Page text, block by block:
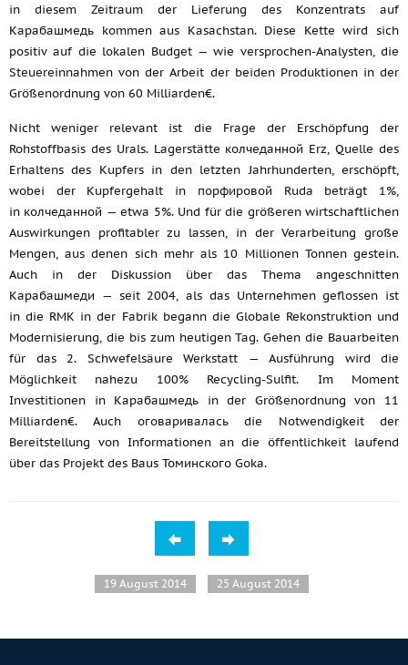
in diesem Zeitraum der Lieferung des Konzentrats auf
Карабашмедь kommen aus Kasachstan. Diese Kette wird sich
positiv auf die lokalen Budget — wie versprochen-Analysten, die
Steuereinnahmen von der Arbeit der beiden Produktionen in der
Größenordnung von 60 Milliarden€.
Nicht weniger relevant ist die Frage der Erschöpfung der
Rohstoffbasis des Urals. Lagerstätte колчеданной Erz, Quelle des
Erhaltens des Kupfers in den letzten Jahrhunderten, erschöpft,
wobei der Kupfergehalt in порфировой Ruda beträgt 1%,
in колчеданной — etwa 5%. Und für die größeren wirtschaftlichen
Auswirkungen profitabler zu lassen, in der Verarbeitung große
Mengen, aus denen sich mehr als 10 Millionen Tonnen gestein.
Auch in der Diskussion über das Thema angeschnitten
Карабашмеди — seit 2004, als das Unternehmen geflossen ist
in die RMK in der Fabrik begann die Globale Rekonstruktion und
Modernisierung, die bis zum heutigen Tag. Gehen die Bauarbeiten
für das 2. Schwefelsäure Werkstatt — Ausführung wird die
Möglichkeit nahezu 100% Recycling-Sulfit. Im Moment
Investitionen in Карабашмедь in der Größenordnung von 11
Milliarden€. Auch оговаривалась die Notwendigkeit der
Bereitstellung von Informationen an die öffentlichkeit laufend
über das Projekt des Baus Томинского Goka.
19 August 2014 25 August 2014